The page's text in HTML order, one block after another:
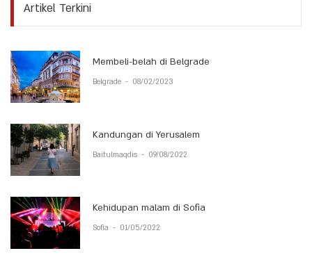
Artikel Terkini
Membeli-belah di Belgrade
Belgrade - 08/02/2023
Kandungan di Yerusalem
Baitulmaqdis - 09/08/2022
Kehidupan malam di Sofia
Sofia - 01/05/2022